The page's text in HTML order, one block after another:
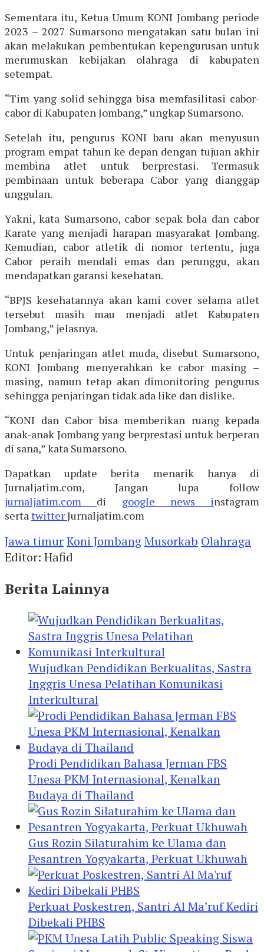
Sementara itu, Ketua Umum KONI Jombang periode
2023 – 2027 Sumarsono mengatakan satu bulan ini
akan melakukan pembentukan kepengurusan untuk
merumuskan kebijakan olahraga di kabupaten
setempat.
“Tim yang solid sehingga bisa memfasilitasi cabor-
cabor di Kabupaten Jombang,” ungkap Sumarsono.
Setelah itu, pengurus KONI baru akan menyusun
program empat tahun ke depan dengan tujuan akhir
membina atlet untuk berprestasi. Termasuk
pembinaan untuk beberapa Cabor yang dianggap
unggulan.
Yakni, kata Sumarsono, cabor sepak bola dan cabor
Karate yang menjadi harapan masyarakat Jombang.
Kemudian, cabor atletik di nomor tertentu, juga
Cabor peraih mendali emas dan perunggu, akan
mendapatkan garansi kesehatan.
“BPJS kesehatannya akan kami cover selama atlet
tersebut masih mau menjadi atlet Kabupaten
Jombang,” jelasnya.
Untuk penjaringan atlet muda, disebut Sumarsono,
KONI Jombang menyerahkan ke cabor masing –
masing, namun tetap akan dimonitoring pengurus
sehingga penjaringan tidak ada like dan dislike.
“KONI dan Cabor bisa memberikan ruang kepada
anak-anak Jombang yang berprestasi untuk berperan
di sana,” kata Sumarsono.
Dapatkan update berita menarik hanya di
Jurnaljatim.com, Jangan lupa follow
jurnaljatim.com di google news instagram
serta twitterJurnaljatim.com
Jawa timurKoni JombangMusorkab Olahraga
Editor: Hafid
Berita Lainnya
Wujudkan Pendidikan Berkualitas, Sastra
Inggris Unesa Pelatihan Komunikasi
Interkultural
Prodi Pendidikan Bahasa Jerman FBS
Unesa PKM Internasional, Kenalkan
Budaya di Thailand
Gus Rozin Silaturahim ke Ulama dan
Pesantren Yogyakarta, Perkuat Ukhuwah
Perkuat Poskestren, Santri Al Ma’ruf Kediri
Dibekali PHBS